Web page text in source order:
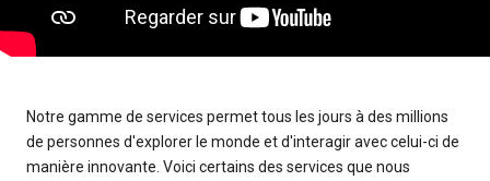
Notre gamme de services permet tous les jours à des millions
de personnes d'explorer le monde et d'interagir avec celui-ci de
manière innovante. Voici certains des services que nous